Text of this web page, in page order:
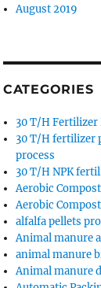
August 2019
CATEGORIES
30 T/H Fertilizer
30 T/H fertilizer
process
30 T/H NPK
Aerobic
Aerobic
alfalfa pellets
Animal manure
animal manure
Animal manure